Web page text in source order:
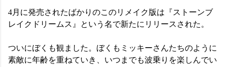
4月に発売されたばかりのこのリメイク版は『ストーンブ
レイクドリームス』という名で新たにリリースされた。
ついにぼくも観ました。ぼくもミッキーさんたちのように
素敵に年齢を重ねていき、いつまでも波乗りを楽しんでい